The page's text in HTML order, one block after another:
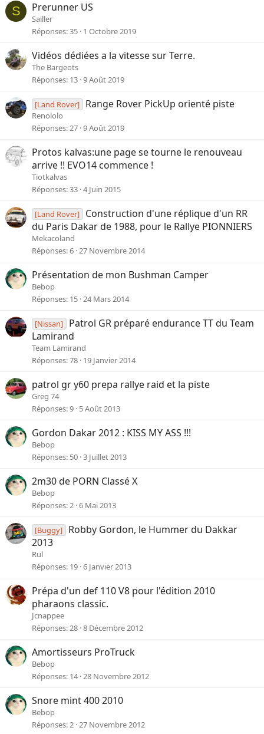
S Prerunner US
Sailler
Réponses 35 1 Octobre 2019
Vidéos dédiées a la vitesse sur Terre.
The Bargeots
Réponses 13 9 Août 2019
[Land Rover] Range Rover PickUp orienté piste
Renololo
Réponses 27 9 Août 2019
Protos kalvas:une page se tourne le renouveau
arrive !! EVO14 commence !
Tiotkalvas
Réponses 33 4 Juin 2015
[Land Rover]
Construction d'une réplique d'un RR
du Paris Dakar de 1988, pour le Rallye PIONNIERS
Mekacoland
Réponses 6 27 Novembre 2014
Présentation de mon Bushman Camper
Bebop
Réponses 15 24 Mars 2014
[Nissan]
Patrol GR préparé endurance TT du Team
Lamirand
Team Lamirand
Réponses 78 19 Janvier 2014
patrol gr y60 prepa rallye raid et la piste
Greg 74
Réponses 9 5 Août 2013
Gordon Dakar 2012 : KISS MY ASS !!!
Bebop
Réponses 50 3 Juillet 2013
2m30 de PORN Classé X
Bebop
Réponses 2 6 Mai 2013
[Buggy]
Robby Gordon, le Hummer du Dakkar
2013
Rul
Réponses 19 6 Janvier 2013
Prépa d'un def 110 V8 pour l'édition 2010
pharaons classic.
Jcnappee
Réponses 28 8 Décembre 2012
Amortisseurs ProTruck
Bebop
Réponses 14 28 Novembre 2012
Snore mint 400 2010
Bebop
Réponses 2 27 Novembre 2012